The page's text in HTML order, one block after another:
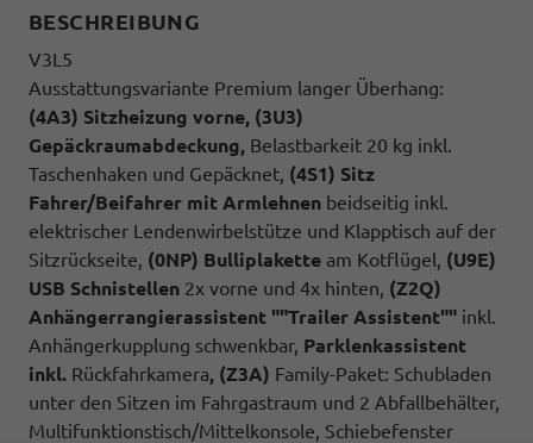
BESCHREIBUNG
V3L5
Ausstattungsvariante Premium langer Überhang:
(4A3) Sitzheizung vorne, (3U3)
Gepäckraumabdeckung, Belastbarkeit 20 kg inkl.
Taschenhaken und Gepäcknet, (4S1) Sitz
Fahrer/Beifahrer mit Armlehnen beidseitig inkl.
elektrischer Lendenwirbelstütze und Klapptisch auf der
Sitzrückseite, (0NP) Bulliplakette am Kotflügel, (U9E)
USB Schnistellen 2x vorne und 4x hinten, (Z2Q)
Anhängerrangierassistent ""Trailer Assistent"" inkl.
Anhängerkupplung schwenkbar, Parklenkassistent
inkl. Rückfahrkamera, (Z3A) Family-Paket: Schubladen
unter den Sitzen im Fahrgastraum und 2 Abfallbehälter,
Multifunktionstisch/Mittelkonsole, Schiebefenster